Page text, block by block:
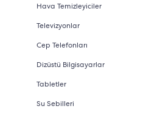
Hava Temizleyiciler
Televizyonlar
Cep Telefonları
Dizüstü Bilgisayarlar
Tabletler
Su Sebilleri